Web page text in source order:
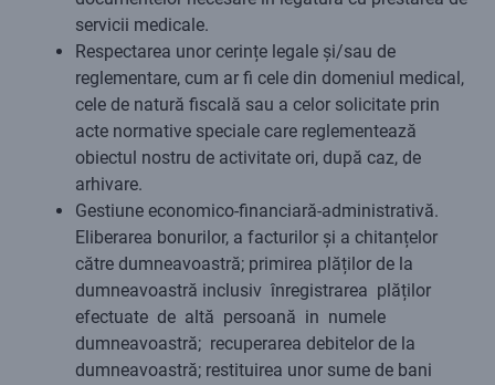
servicii medicale.
Respectarea unor cerințe legale și/sau de
reglementare, cum ar fi cele din domeniul medical,
cele de natură fiscală sau a celor solicitate prin
acte normative speciale care reglementează
obiectul nostru de activitate ori, după caz, de
arhivare.
Gestiune economico-financiară-administrativă.
Eliberarea bonurilor, a facturilor și a chitanțelor
către dumneavoastră; primirea plăților de la
dumneavoastră inclusiv înregistrarea plăților
efectuate de altă persoană in numele
dumneavoastră; recuperarea debitelor de la
dumneavoastră; restituirea unor sume de bani